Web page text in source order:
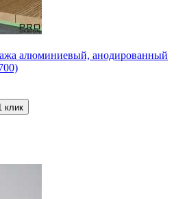
алюминиевый, анодированный
клик